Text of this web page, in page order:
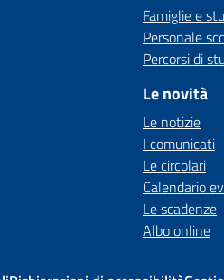
Famiglie e
Personale
Percorsi di
Le novità
Le notizie
I comunicati
Le circolari
Calendario
Le scadenze
Albo online